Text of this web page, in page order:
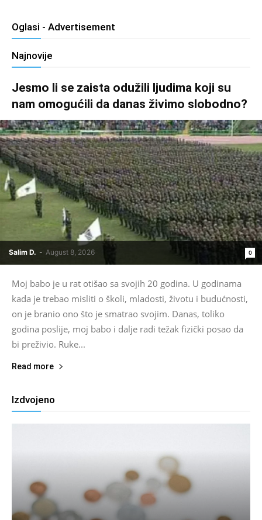
Oglasi - Advertisement
Najnovije
Jesmo li se zaista odužili ljudima koji su
nam omogućili da danas živimo slobodno?
Salim D. - August 8, 2026 0
Moj babo je u rat otišao sa svojih 20 godina. U godinama
kada je trebao misliti o školi, mladosti, životu i budućnosti,
on je branio ono što je smatrao svojim. Danas, toliko
godina poslije, moj babo i dalje radi težak fizički posao da
bi preživio. Ruke...
Read more
Izdvojeno